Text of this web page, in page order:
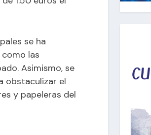
se ha
las
Asimismo, se
obstaculizar el
y papeleras del